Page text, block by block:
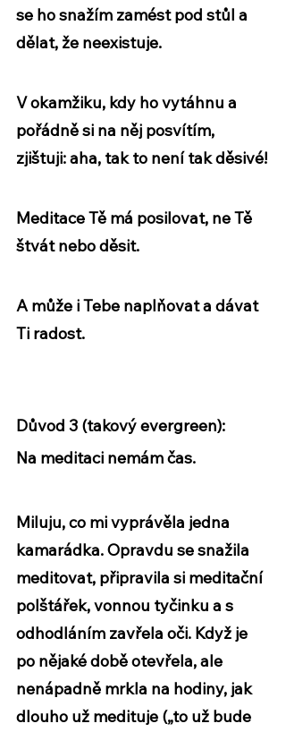
se ho snažím zamést pod stůl a
dělat, že neexistuje.
V okamžiku, kdy ho vytáhnu a
pořádně si na něj posvítím,
zjištuji: aha, tak to není tak děsivé!
Meditace Tě má posilovat, ne Tě
štvát nebo děsit.
A může i Tebe naplňovat a dávat
Ti radost.
Důvod 3 (takový evergreen):
Na meditaci nemám čas.
Miluju, co mi vyprávěla jedna
kamarádka. Opravdu se snažila
meditovat, připravila si meditační
polštářek, vonnou tyčinku a s
odhodláním zavřela oči. Když je
po nějaké době otevřela, ale
nenápadně mrkla na hodiny, jak
dlouho už medituje („to už bude